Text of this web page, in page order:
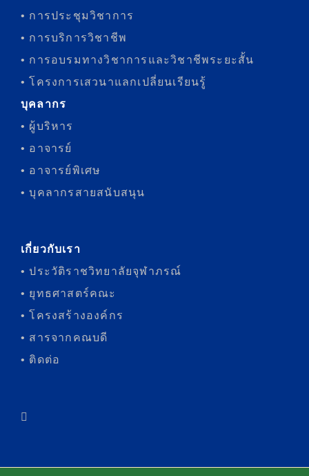
• การประชุมวิชาการ
• การบริการวิชาชีพ
• การอบรมทางวิชาการและวิชาชีพระยะสั้น
• โครงการเสวนาแลกเปลี่ยนเรียนรู้
บุคลากร
• ผู้บริหาร
• อาจารย์
• อาจารย์พิเศษ
• บุคลากรสายสนับสนุน
เกี่ยวกับเรา
• ประวัติราชวิทยาลัยจุฬาภรณ์
• ยุทธศาสตร์คณะ
• โครงสร้างองค์กร
• สารจากคณบดี
• ติดต่อ